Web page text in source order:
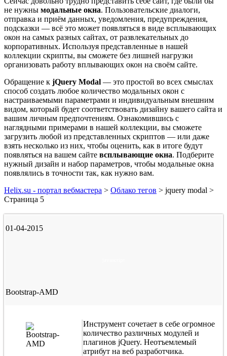
не нужны модальные окна. Пользовательские диалоги,
отправка и приём данных, уведомления, предупреждения,
подсказки — всё это может появляться в виде всплывающих
окон на самых разных сайтах, от развлекательных до
корпоративных. Используя представленные в нашей
коллекции скрипты, вы сможете без лишней нагрузки
организовать работу вплывающих окон на своём сайте.
Обращение к jQuery Modal — это простой во всех смыслах
способ создать любое количество модальных окон с
настраиваемыми параметрами и индивидуальным внешним
видом, который будет соответствовать дизайну вашего сайта и
вашим личным предпочтениям. Ознакомившись с
наглядными примерами в нашей коллекции, вы сможете
загрузить любой из представленных скриптов — или даже
взять несколько из них, чтобы оценить, как в итоге будут
появляться на вашем сайте всплывающие окна. Подберите
нужный дизайн и набор параметров, чтобы модальные окна
появлялись в точности так, как нужно вам.
Helix.su - портал вебмастера > Облако тегов > jquery modal >
Страница 5
01-04-2015
Bootstrap-AMD
Инструмент сочетает в себе огромное
количество различных модулей и
плагинов jQuery. Неотъемлемый
атрибут на веб разработчика.